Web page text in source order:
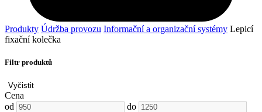
Produkty Údržba provozu Informační a organizační systémy Lepicí
fixační kolečka
Filtr produktů
Vyčistit
Cena
od
do